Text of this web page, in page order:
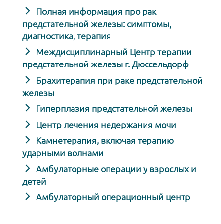
Полная информация про рак
предстательной железы: симптомы,
диагностика, терапия
Междисциплинарный Центр терапии
предстательной железы г. Дюссельдорф
Брахитерапия при раке предстательной
железы
Гиперплазия предстательной железы
Центр лечения недержания мочи
Камнетерапия, включая терапию
ударными волнами
Амбулаторные операции у взрослых и
детей
Амбулаторный операционный центр